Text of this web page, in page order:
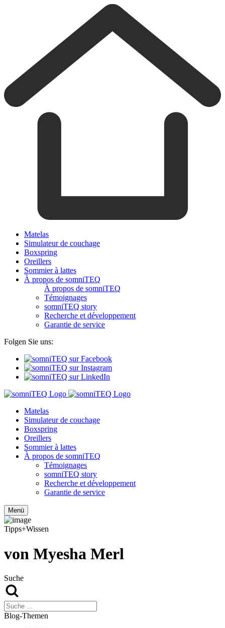
Matelas
Simulateur de couchage
Boxspring
Oreillers
Sommier à lattes
À propos de somniTEQ
À propos de somniTEQ
Témoignages
somniTEQ story
Recherche et développement
Garantie de service
Folgen Sie uns:
Matelas
Simulateur de couchage
Boxspring
Oreillers
Sommier à lattes
À propos de somniTEQ
Témoignages
somniTEQ story
Recherche et développement
Garantie de service
Menü
Tipps+Wissen
von Myesha Merl
Suche
Blog-Themen